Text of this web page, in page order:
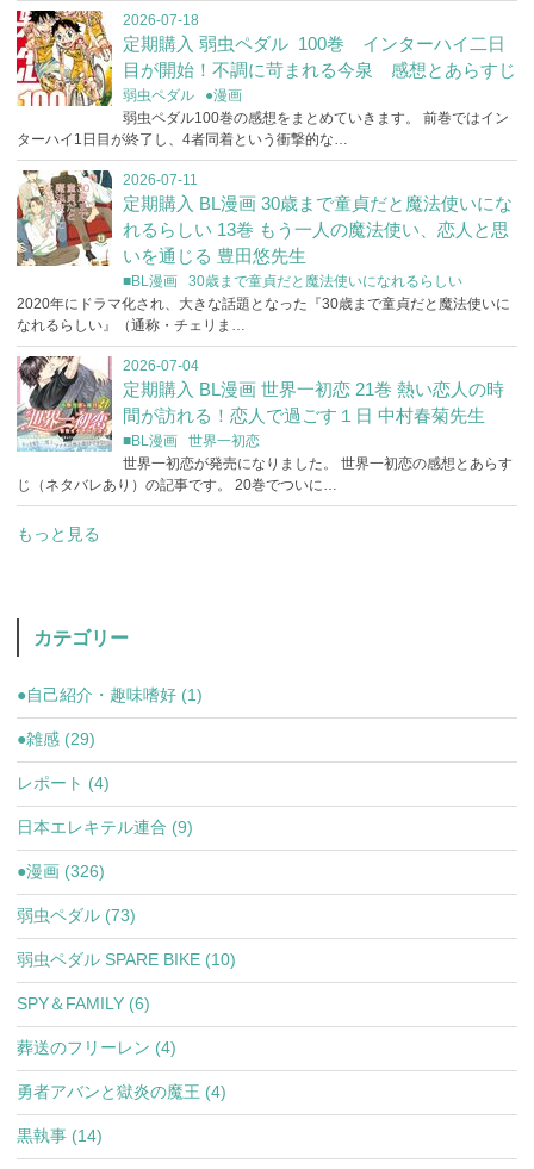
2026-07-18
定期購入 弱虫ペダル 100巻 インターハイ二日
目が開始！不調に苛まれる今泉 感想とあらすじ
弱虫ペダル ●漫画
弱虫ペダル100巻の感想をまとめていきます。 前巻ではイン
ターハイ1日目が終了し、4者同着という衝撃的な…
2026-07-11
定期購入 BL漫画 30歳まで童貞だと魔法使いにな
れるらしい 13巻 もう一人の魔法使い、恋人と思
いを通じる 豊田悠先生
■BL漫画 30歳まで童貞だと魔法使いになれるらしい
2020年にドラマ化され、大きな話題となった『30歳まで童貞だと魔法使いに
なれるらしい』（通称・チェリま…
2026-07-04
定期購入 BL漫画 世界一初恋 21巻 熱い恋人の時
間が訪れる！恋人で過ごす１日 中村春菊先生
■BL漫画 世界一初恋
世界一初恋が発売になりました。 世界一初恋の感想とあらす
じ（ネタバレあり）の記事です。 20巻でついに…
もっと見る
カテゴリー
●自己紹介・趣味嗜好 (1)
●雑感 (29)
レポート (4)
日本エレキテル連合 (9)
●漫画 (326)
弱虫ペダル (73)
弱虫ペダル SPARE BIKE (10)
SPY＆FAMILY (6)
葬送のフリーレン (4)
勇者アバンと獄炎の魔王 (4)
黒執事 (14)